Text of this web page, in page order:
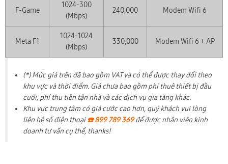
F-Game
1024-300
(Mbps)
240,000 Modem Wifi 6
Meta F1
1024-1024
(Mbps)
330,000 Modem Wifi 6 + AP
(*) Mức giá trên đã bao gồm VAT và có thể được thay đổi theo
khu vực và thời điểm. Giá chưa bao gồm phí thuê thiết bị đầu
cuối, phí thu tiền tận nhà và các dịch vụ gia tăng khác.
Khu vực trung tâm có giá cước cao hơn, quý khách vui lòng
liên hệ số điện thoại☎️ 899 789 369để được nhân viên kinh
doanh tư vấn cụ thể, thanks!